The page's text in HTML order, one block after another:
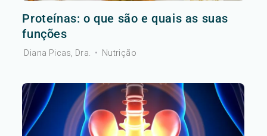
Proteínas: o que são e quais as suas
funções
Diana Picas, Dra. • Nutrição